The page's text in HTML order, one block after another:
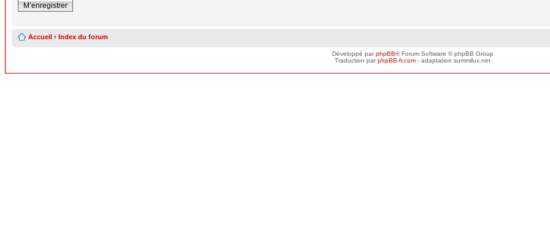
M’enregistrer
Accueil ‹ Index du forum
Développé parphpBB® Forum Software © phpBB Group
Traduction parphpBB-fr.com - adaptation summilux.net